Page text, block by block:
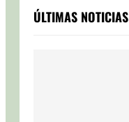
c
h
ÚLTIMAS NOTICIAS